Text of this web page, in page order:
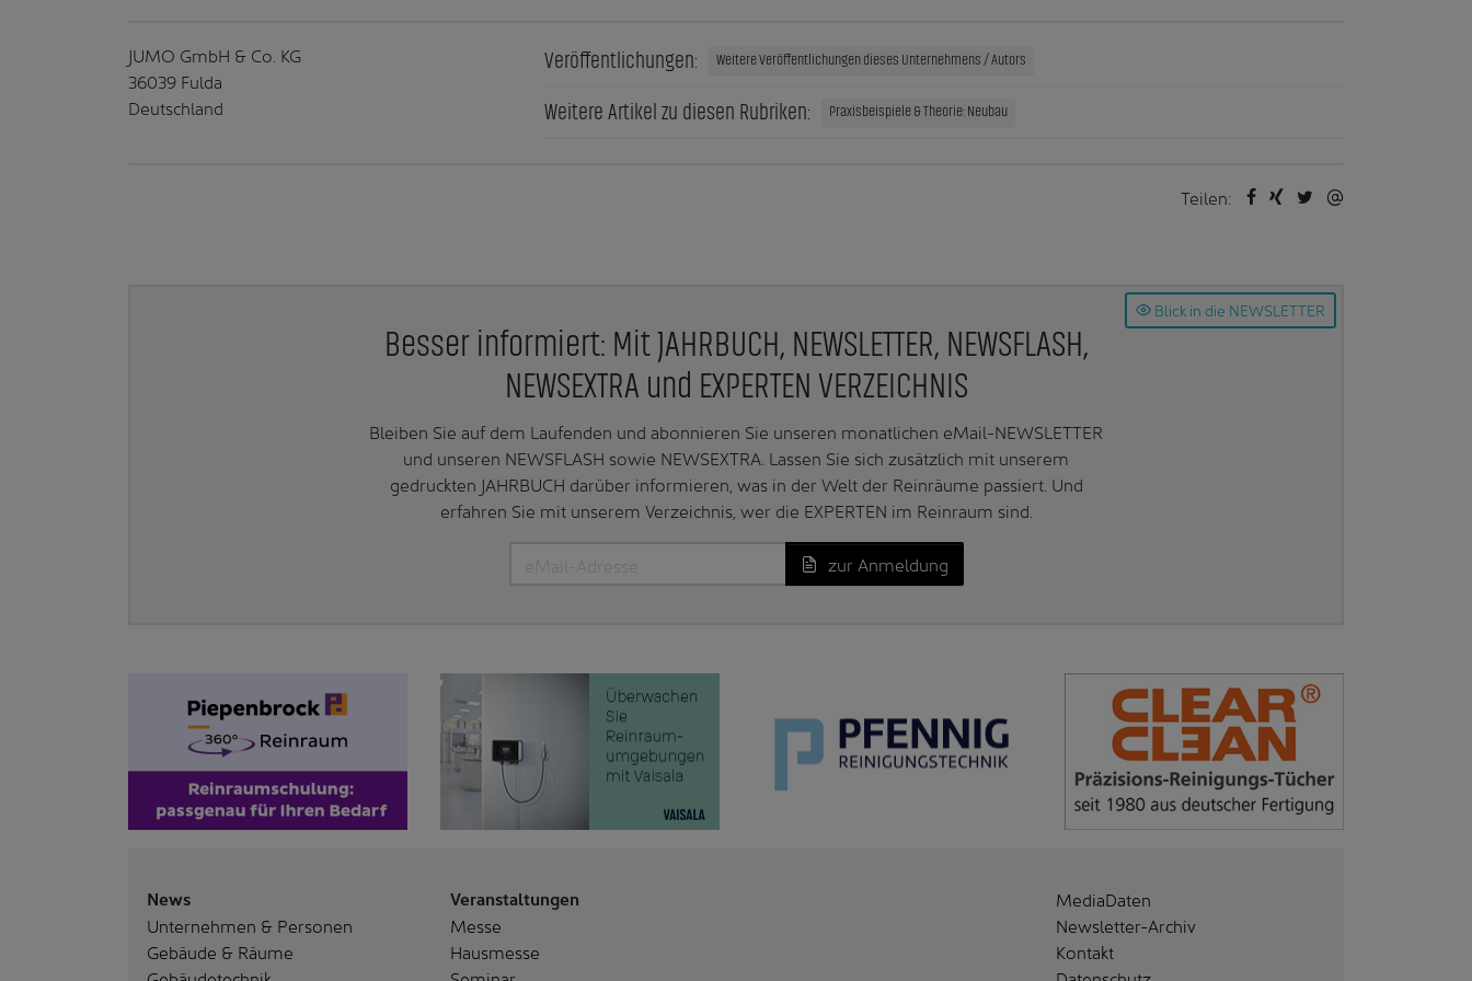
JUMO GmbH & Co. KG
36039 Fulda
Deutschland
Veröffentlichungen: Weitere Veröffentlichungen dieses Unternehmens / Autors
Weitere Artikel zu diesen Rubriken: Praxisbeispiele & Theorie: Neubau
Teilen:
Blick in die NEWSLETTER
Besser informiert: Mit JAHRBUCH, NEWSLETTER, NEWSFLASH,
NEWSEXTRA und EXPERTEN VERZEICHNIS
Bleiben Sie auf dem Laufenden und abonnieren Sie unseren monatlichen eMail-NEWSLETTER
und unseren NEWSFLASH sowie NEWSEXTRA. Lassen Sie sich zusätzlich mit unserem
gedruckten JAHRBUCH darüber informieren, was in der Welt der Reinräume passiert. Und
erfahren Sie mit unserem Verzeichnis, wer die EXPERTEN im Reinraum sind.
zur Anmeldung
News
Unternehmen & Personen
Gebäude & Räume
Veranstaltungen
Messe
Hausmesse
MediaDaten
Newsletter-Archiv
Kontakt